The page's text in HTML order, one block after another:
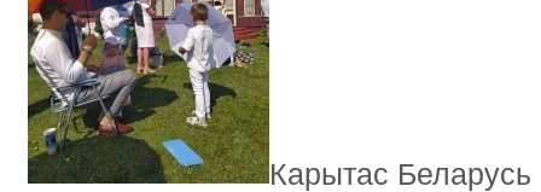
Карытас Беларусь